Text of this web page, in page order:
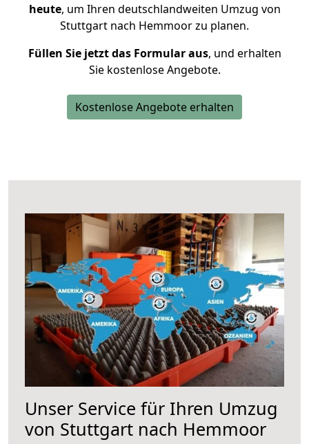
heute, um Ihren deutschlandweiten Umzug von
Stuttgart nach Hemmoor zu planen.
Füllen Sie jetzt das Formular aus, und erhalten
Sie kostenlose Angebote.
Kostenlose Angebote erhalten
Unser Service für Ihren Umzug
von Stuttgart nach Hemmoor